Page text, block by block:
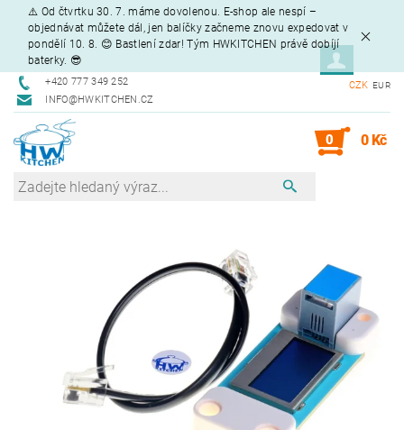
⚠️ Od čtvrtku 30. 7. máme dovolenou. E-shop ale nespí –
objednávat můžete dál, jen balíčky začneme znovu expedovat v
pondělí 10. 8. 😊 Bastlení zdar! Tým HWKITCHEN právě dobíjí
baterky. 😎
+420 777 349 252
INFO@HWKITCHEN.CZ
CZK EUR
0 0 Kč